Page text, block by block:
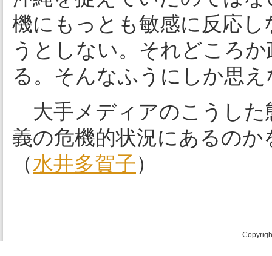
機にもっとも敏感に反応
うとしない。それどころ
る。そんなふうにしか思え
大手メディアのこうした
義の危機的状況にあるの
（水井多賀子）